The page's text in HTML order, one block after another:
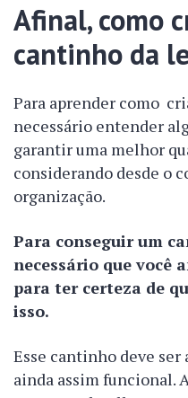
Afinal, como
cantinho da
Para aprender como
necessário entender
garantir uma melhor
considerando desde o
organização.
Para conseguir um
necessário que você
para ter certeza de
isso.
Esse cantinho deve ser
ainda assim funcional.